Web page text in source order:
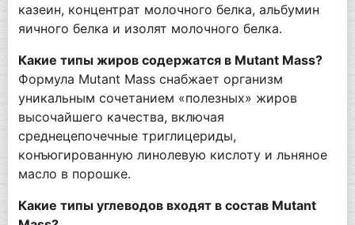
казеин, концентрат молочного белка, альбумин
яичного белка и изолят молочного белка.
Какие типы жиров содержатся в Mutant Mass?
Формула Mutant Mass снабжает организм
уникальным сочетанием «полезных» жиров
высочайшего качества, включая
среднецепочечные триглицериды,
конъюгированную линолевую кислоту и льняное
масло в порошке.
Какие типы углеводов входят в состав Mutant